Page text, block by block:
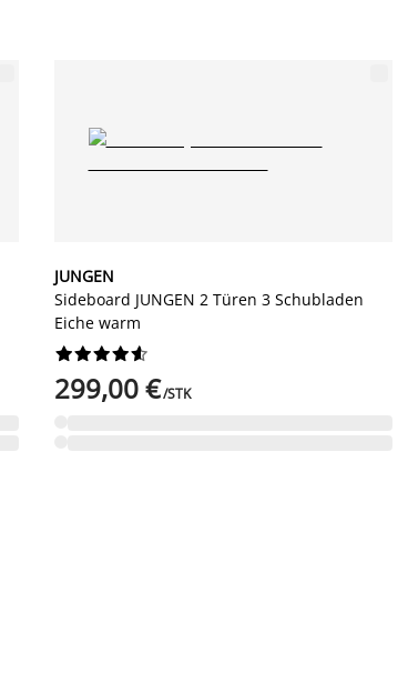
JUNGEN
Sideboard JUNGEN 2 Türen 3 Schubladen
Eiche warm






299,00 €/STK